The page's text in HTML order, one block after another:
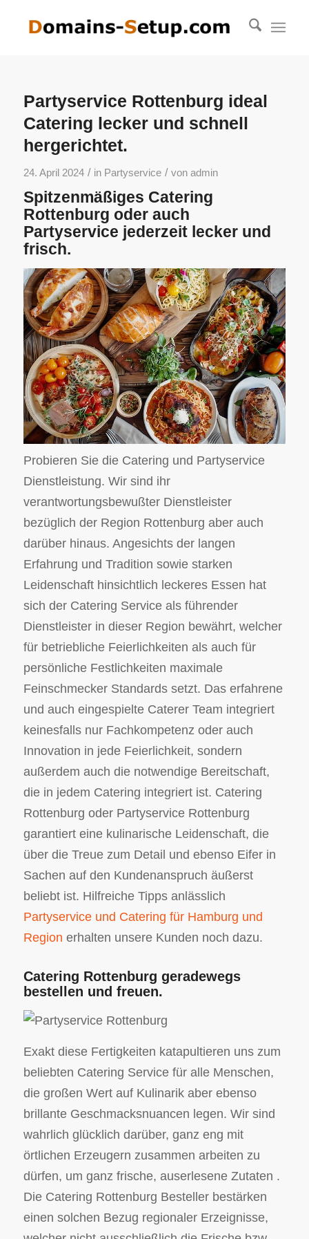
Partyservice Rottenburg ideal
Catering lecker und schnell
hergerichtet.
24. April 2024 / in Partyservice / von admin
Spitzenmäßiges Catering
Rottenburg oder auch
Partyservice jederzeit lecker und
frisch.
Probieren Sie die Catering und Partyservice
Dienstleistung. Wir sind ihr
verantwortungsbewußter Dienstleister
bezüglich der Region Rottenburg aber auch
darüber hinaus. Angesichts der langen
Erfahrung und Tradition sowie starken
Leidenschaft hinsichtlich leckeres Essen hat
sich der Catering Service als führender
Dienstleister in dieser Region bewährt, welcher
für betriebliche Feierlichkeiten als auch für
persönliche Festlichkeiten maximale
Feinschmecker Standards setzt. Das erfahrene
und auch eingespielte Caterer Team integriert
keinesfalls nur Fachkompetenz oder auch
Innovation in jede Feierlichkeit, sondern
außerdem auch die notwendige Bereitschaft,
die in jedem Catering integriert ist. Catering
Rottenburg oder Partyservice Rottenburg
garantiert eine kulinarische Leidenschaft, die
über die Treue zum Detail und ebenso Eifer in
Sachen auf den Kundenanspruch äußerst
beliebt ist. Hilfreiche Tipps anlässlich
Partyservice und Catering für Hamburg und
Region erhalten unsere Kunden noch dazu.
Catering Rottenburg geradewegs
bestellen und freuen.
Exakt diese Fertigkeiten katapultieren uns zum
beliebten Catering Service für alle Menschen,
die großen Wert auf Kulinarik aber ebenso
brillante Geschmacksnuancen legen. Wir sind
wahrlich glücklich darüber, ganz eng mit
örtlichen Erzeugern zusammen arbeiten zu
dürfen, um ganz frische, auserlesene Zutaten .
Die Catering Rottenburg Besteller bestärken
einen solchen Bezug regionaler Erzeignisse,